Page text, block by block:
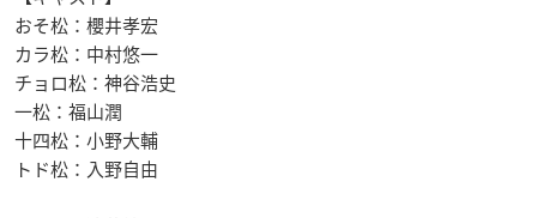
おそ松：櫻井孝宏
カラ松：中村悠一
チョロ松：神谷浩史
一松：福山潤
十四松：小野大輔
トド松：入野自由